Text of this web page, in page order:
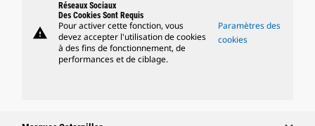
warning
Réseaux Sociaux
Des Cookies Sont Requis
Pour activer cette fonction, vous
devez accepter l'utilisation de cookies
à des fins de fonctionnement, de
performances et de ciblage.
Paramètres des
cookies